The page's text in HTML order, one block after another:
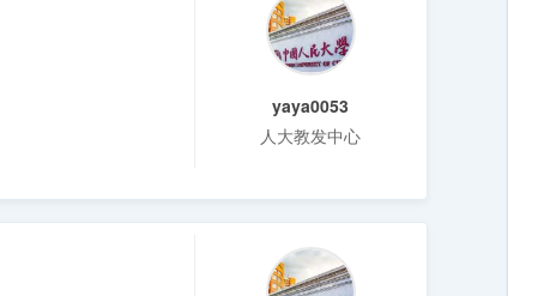
yaya0053
人大教发中心